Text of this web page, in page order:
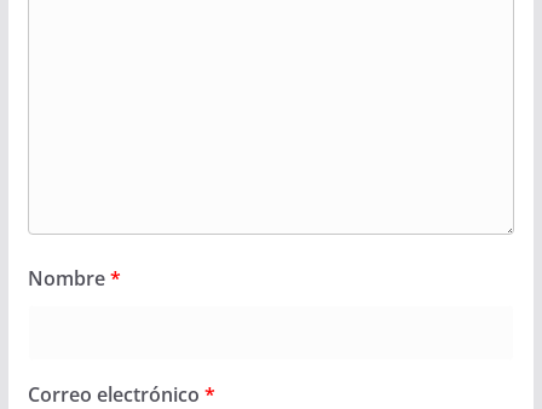
Nombre*
Correo electrónico *